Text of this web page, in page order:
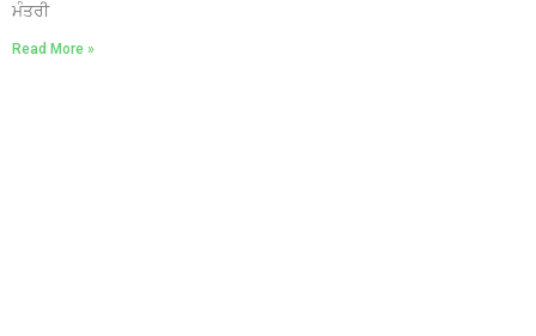
ਮੰਤਰੀ
Read More »